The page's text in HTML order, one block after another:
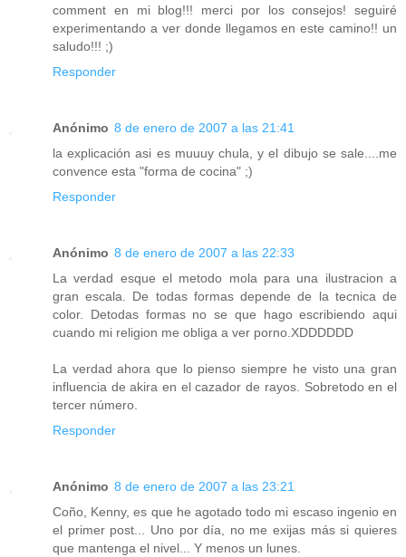
comment en mi blog!!! merci por los consejos! seguiré
experimentando a ver donde llegamos en este camino!! un
saludo!!! ;)
Responder
Anónimo 8 de enero de 2007 a las 21:41
la explicación asi es muuuy chula, y el dibujo se sale....me
convence esta "forma de cocina" ;)
Responder
Anónimo 8 de enero de 2007 a las 22:33
La verdad esque el metodo mola para una ilustracion a
gran escala. De todas formas depende de la tecnica de
color. Detodas formas no se que hago escribiendo aqui
cuando mi religion me obliga a ver porno.XDDDDDD
La verdad ahora que lo pienso siempre he visto una gran
influencia de akira en el cazador de rayos. Sobretodo en el
tercer número.
Responder
Anónimo 8 de enero de 2007 a las 23:21
Coño, Kenny, es que he agotado todo mi escaso ingenio en
el primer post... Uno por día, no me exijas más si quieres
que mantenga el nivel... Y menos un lunes.